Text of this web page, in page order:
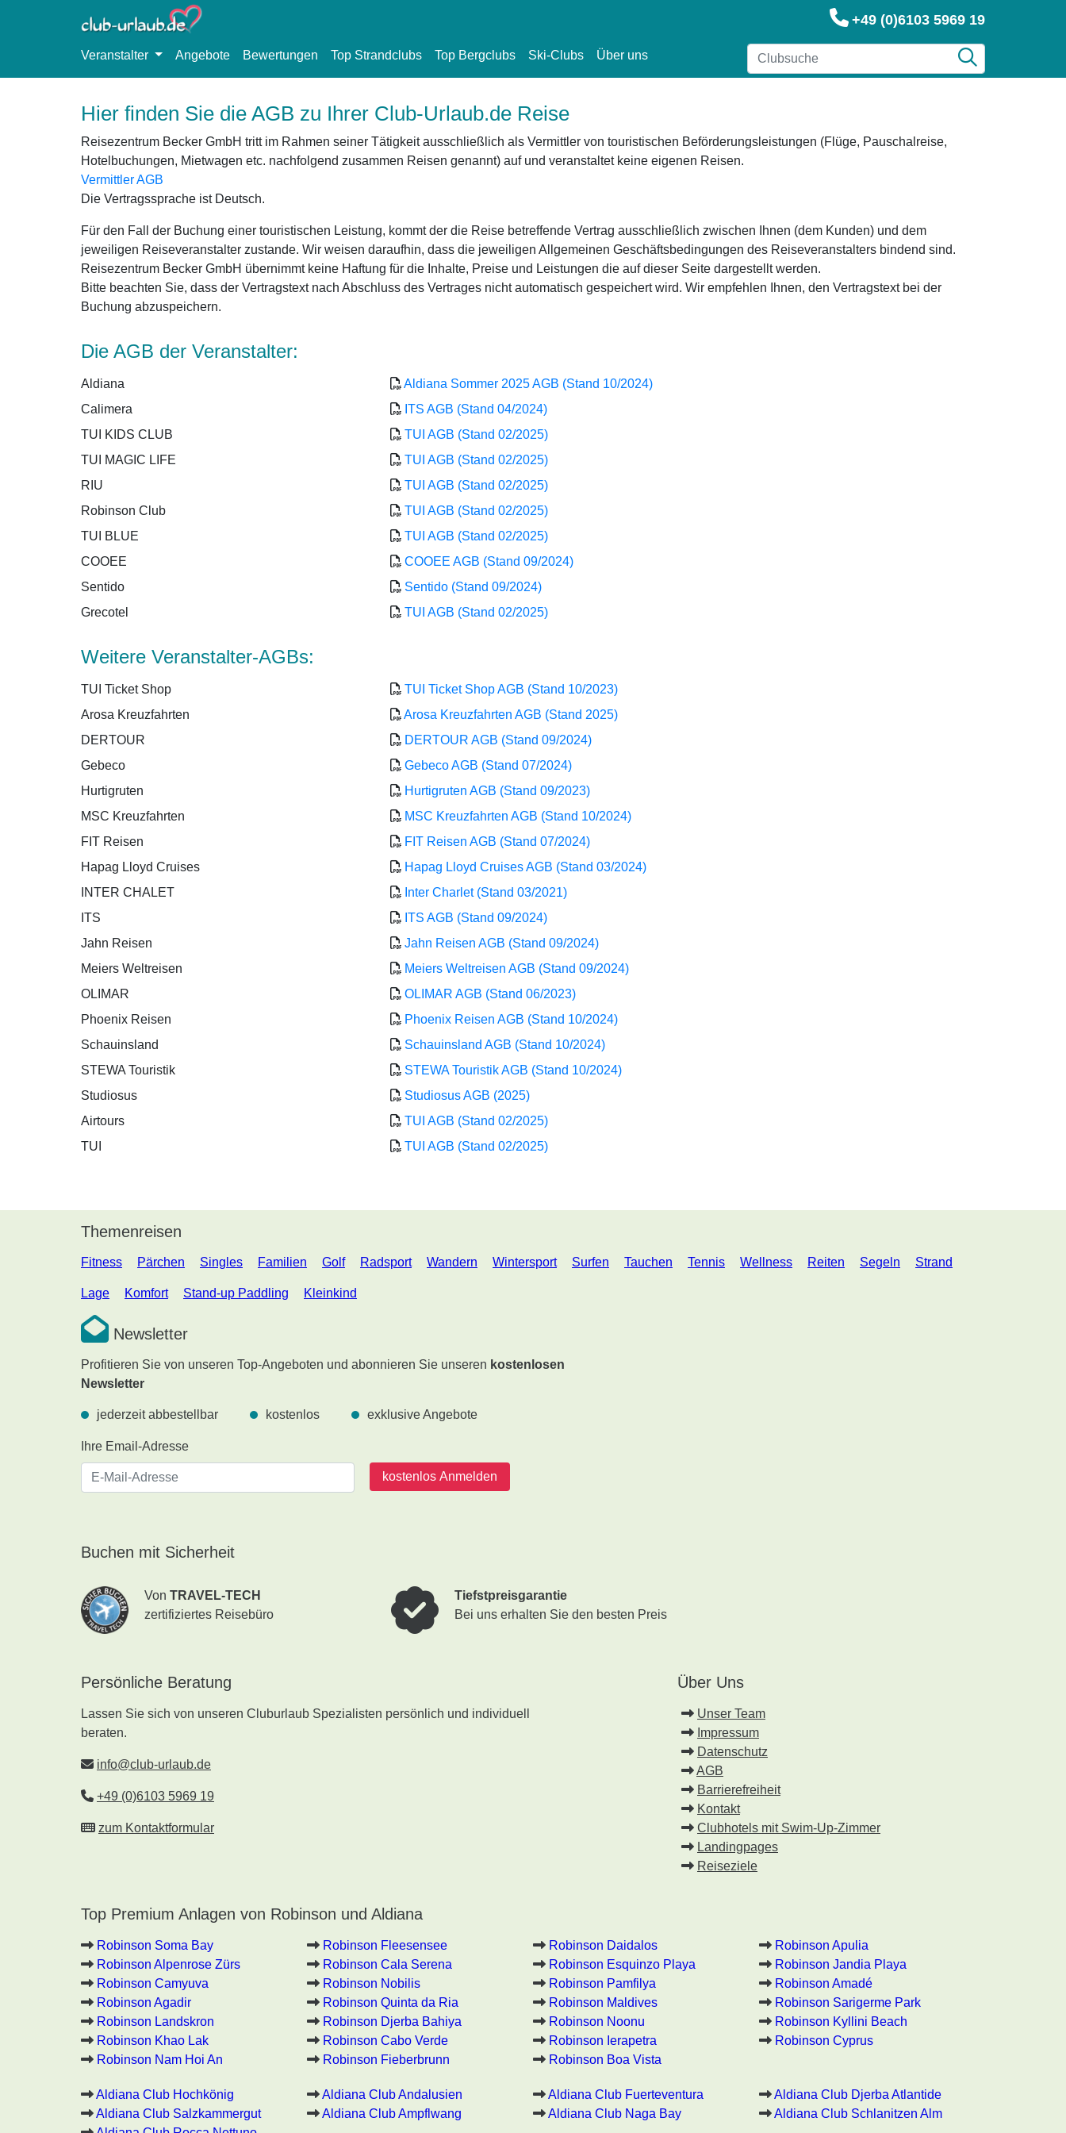
+49 (0)6103 5969 19
Veranstalter Angebote Bewertungen Top Strandclubs Top Bergclubs Ski-Clubs Über uns
Hier finden Sie die AGB zu Ihrer Club-Urlaub.de Reise
Reisezentrum Becker GmbH tritt im Rahmen seiner Tätigkeit ausschließlich als Vermittler von touristischen Beförderungsleistungen (Flüge, Pauschalreise,
Hotelbuchungen, Mietwagen etc. nachfolgend zusammen Reisen genannt) auf und veranstaltet keine eigenen Reisen.
Vermittler AGB
Die Vertragssprache ist Deutsch.
Für den Fall der Buchung einer touristischen Leistung, kommt der die Reise betreffende Vertrag ausschließlich zwischen Ihnen (dem Kunden) und dem
jeweiligen Reiseveranstalter zustande. Wir weisen daraufhin, dass die jeweiligen Allgemeinen Geschäftsbedingungen des Reiseveranstalters bindend sind.
Reisezentrum Becker GmbH übernimmt keine Haftung für die Inhalte, Preise und Leistungen die auf dieser Seite dargestellt werden.
Bitte beachten Sie, dass der Vertragstext nach Abschluss des Vertrages nicht automatisch gespeichert wird. Wir empfehlen Ihnen, den Vertragstext bei der
Buchung abzuspeichern.
Die AGB der Veranstalter:
Aldiana
Aldiana Sommer 2025 AGB (Stand 10/2024)
Calimera
ITS AGB (Stand 04/2024)
TUI KIDS CLUB
TUI AGB (Stand 02/2025)
TUI MAGIC LIFE
TUI AGB (Stand 02/2025)
RIU
TUI AGB (Stand 02/2025)
Robinson Club
TUI AGB (Stand 02/2025)
TUI BLUE
TUI AGB (Stand 02/2025)
COOEE
COOEE AGB (Stand 09/2024)
Sentido
Sentido (Stand 09/2024)
Grecotel
TUI AGB (Stand 02/2025)
Weitere Veranstalter-AGBs:
TUI Ticket Shop
TUI Ticket Shop AGB (Stand 10/2023)
Arosa Kreuzfahrten
Arosa Kreuzfahrten AGB (Stand 2025)
DERTOUR
DERTOUR AGB (Stand 09/2024)
Gebeco
Gebeco AGB (Stand 07/2024)
Hurtigruten
Hurtigruten AGB (Stand 09/2023)
MSC Kreuzfahrten
MSC Kreuzfahrten AGB (Stand 10/2024)
FIT Reisen
FIT Reisen AGB (Stand 07/2024)
Hapag Lloyd Cruises
Hapag Lloyd Cruises AGB (Stand 03/2024)
INTER CHALET
Inter Charlet (Stand 03/2021)
ITS
ITS AGB (Stand 09/2024)
Jahn Reisen
Jahn Reisen AGB (Stand 09/2024)
Meiers Weltreisen
Meiers Weltreisen AGB (Stand 09/2024)
OLIMAR
OLIMAR AGB (Stand 06/2023)
Phoenix Reisen
Phoenix Reisen AGB (Stand 10/2024)
Schauinsland
Schauinsland AGB (Stand 10/2024)
STEWA Touristik
STEWA Touristik AGB (Stand 10/2024)
Studiosus
Studiosus AGB (2025)
Airtours
TUI AGB (Stand 02/2025)
TUI
TUI AGB (Stand 02/2025)
Themenreisen
Fitness Pärchen Singles Familien Golf Radsport Wandern Wintersport Surfen Tauchen Tennis Wellness Reiten Segeln Strand
Lage Komfort Stand-up Paddling Kleinkind
Newsletter
Profitieren Sie von unseren Top-Angeboten und abonnieren Sie unseren kostenlosen
Newsletter
jederzeit abbestellbar kostenlos exklusive Angebote
Ihre Email-Adresse
kostenlos Anmelden
Buchen mit Sicherheit
Von TRAVEL-TECH
zertifiziertes Reisebüro
Tiefstpreisgarantie
Bei uns erhalten Sie den besten Preis
Persönliche Beratung
Lassen Sie sich von unseren Cluburlaub Spezialisten persönlich und individuell
beraten.
info@club-urlaub.de
+49 (0)6103 5969 19
zum Kontaktformular
Über Uns
Unser Team
Impressum
Datenschutz
AGB
Barrierefreiheit
Kontakt
Clubhotels mit Swim-Up-Zimmer
Landingpages
Reiseziele
Top Premium Anlagen von Robinson und Aldiana
Robinson Soma Bay Robinson Fleesensee Robinson Daidalos
Robinson Apulia
Robinson Alpenrose Zürs
Robinson Cala Serena Robinson Esquinzo Playa
Robinson Jandia Playa
Robinson Camyuva
Robinson Nobilis Robinson Pamfilya
Robinson Amadé
Robinson Agadir
Robinson Quinta da Ria Robinson Maldives
Robinson Sarigerme Park
Robinson Landskron
Robinson Djerba Bahiya Robinson Noonu
Robinson Kyllini Beach
Robinson Khao Lak
Robinson Cabo Verde Robinson Ierapetra
Robinson Cyprus
Robinson Nam Hoi An
Robinson Fieberbrunn Robinson Boa Vista
Aldiana Club Hochkönig Aldiana Club Andalusien Aldiana Club Fuerteventura
Aldiana Club Djerba Atlantide
Aldiana Club Salzkammergut
Aldiana Club Ampflwang Aldiana Club Naga Bay
Aldiana Club Schlanitzen Alm